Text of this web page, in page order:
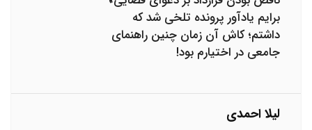
برایم یادآور پرونده تلخی شد که
داشتم؛ کاش آن زمان چنین راهنمای
جامعی در اختیارم بود!
لیلا احمدی